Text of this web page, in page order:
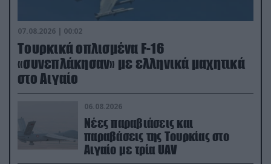
07.08.2026 | 00:02
Τουρκικά οπλισμένα F-16
«συνεπλάκησαν» με ελληνικά μαχητικά
στο Αιγαίο
06.08.2026
Νέες παραβιάσεις και
παραβάσεις της Τουρκίας στο
Αιγαίο με τρία UAV